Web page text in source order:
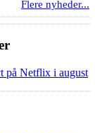
Flere nyheder...
på Netflix i august